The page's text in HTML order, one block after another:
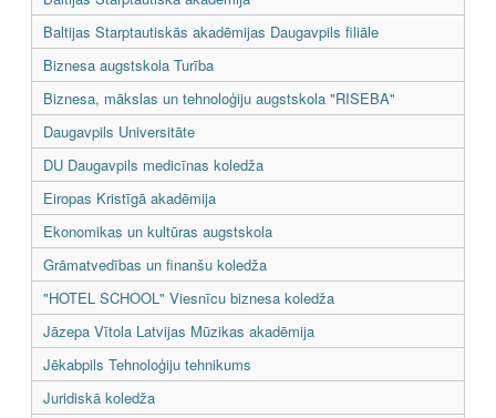
Baltijas Starptautiskās akadēmijas Daugavpils filiāle
Biznesa augstskola Turība
Biznesa, mākslas un tehnoloģiju augstskola "RISEBA"
Daugavpils Universitāte
DU Daugavpils medicīnas koledža
Eiropas Kristīgā akadēmija
Ekonomikas un kultūras augstskola
Grāmatvedības un finanšu koledža
"HOTEL SCHOOL" Viesnīcu biznesa koledža
Jāzepa Vītola Latvijas Mūzikas akadēmija
Jēkabpils Tehnoloģiju tehnikums
Juridiskā koledža